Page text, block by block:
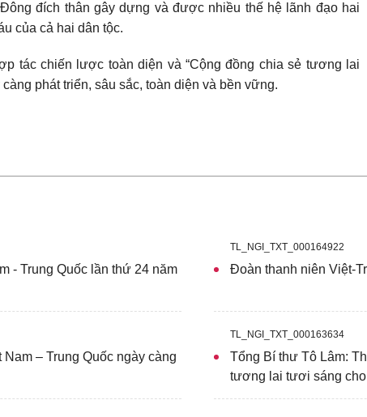
đích thân gây dựng và được nhiều thế hệ lãnh đạo hai
của cả hai dân tộc.
tác chiến lược toàn diện và “Cộng đồng chia sẻ tương lai
phát triển, sâu sắc, toàn diện và bền vững.
- Trung Quốc lần thứ 24 năm
TL_NGI_TXT_000164922
Đoàn thanh niên Việt-
– Trung Quốc ngày càng
TL_NGI_TXT_000163634
Tổng Bí thư Tô Lâm:
tương lai tươi sáng cho